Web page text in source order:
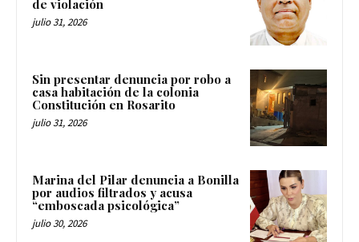
de violación
julio 31, 2026
Sin presentar denuncia por robo a
casa habitación de la colonia
Constitución en Rosarito
julio 31, 2026
Marina del Pilar denuncia a Bonilla
por audios filtrados y acusa
“emboscada psicológica”
julio 30, 2026